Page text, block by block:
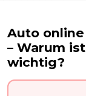
Auto
– Warum
wichtig?